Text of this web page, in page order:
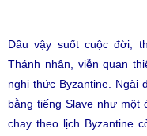
Dầu vậy suốt cuộc đời,
Thánh nhân, viễn quan
nghi thức Byzantine. Ngài
bằng tiếng Slave như một
chay theo lịch Byzantine